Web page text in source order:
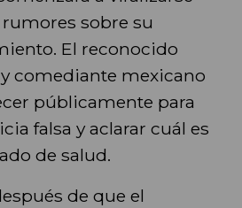
sobre su
El reconocido
comediante mexicano
públicamente para
falsa y aclarar cuál es
de salud.
de que el